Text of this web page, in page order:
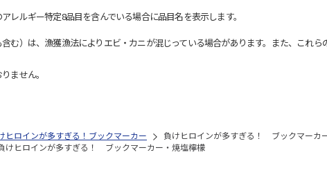
ルギー特定8品目を含んでいる場合に品目名を表示します。
）は、漁獲漁法によりエビ・カニが混じっている場合があります。また、これら
ません。
ヒロインが多すぎる！ブックマーカー
負けヒロインが多すぎる！ ブックマーカ
けヒロインが多すぎる！ ブックマーカー・焼塩檸檬